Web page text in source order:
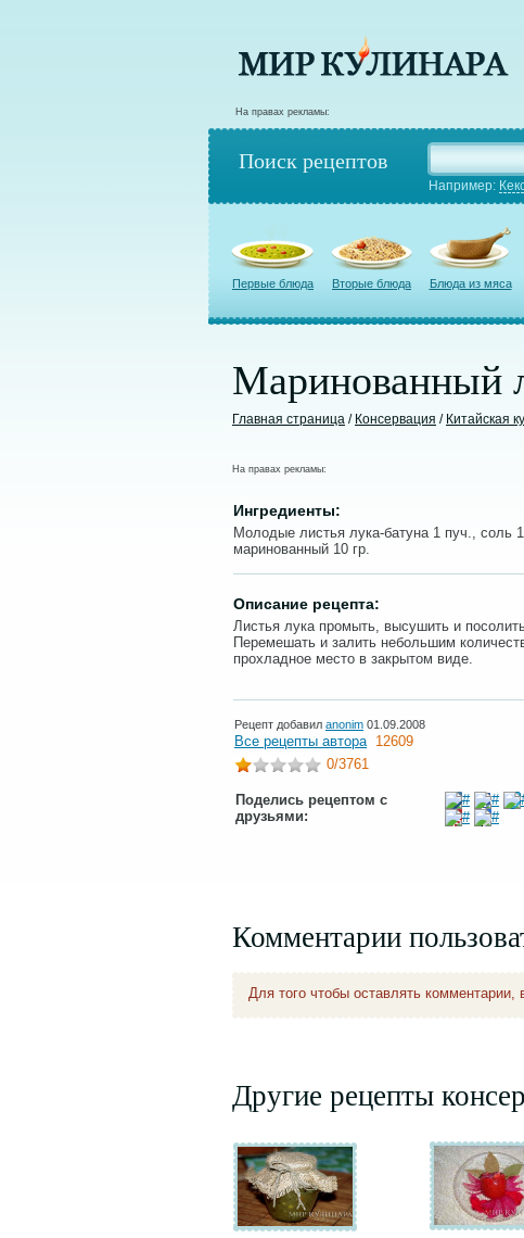
На правах рекламы:
Поиск рецептов
Например:
Первые блюда Вторые блюда Блюда из мяса
Маринованный
Главная страница / Консервация / Китайская
На правах рекламы:
Ингредиенты:
Молодые листья лука-батуна 1 пуч., соль
маринованный 10 гр.
Описание рецепта:
Листья лука промыть, высушить и
Перемешать и залить небольшим
прохладное место в закрытом виде.
Рецепт добавил anonim 01.09.2008
Все рецепты автора 12609
0/3761
Поделись рецептом с
друзьями:
Комментарии
Для того чтобы оставлять комментарии,
Другие рецепты